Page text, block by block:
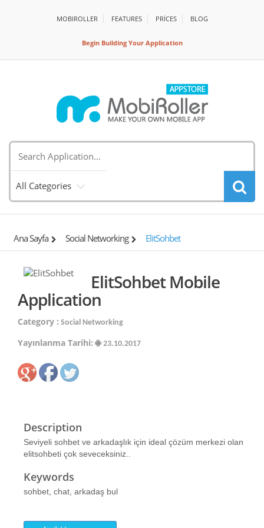
MOBIROLLER FEATURES PRİCES BLOG
Begin Building Your Application
All Categories
Ana Sayfa Social Networking ElitSohbet
ElitSohbet Mobile
Application
Category : Social Networking
Yayınlanma Tarihi: 23.10.2017
Description
Seviyeli sohbet ve arkadaşlık için ideal çözüm merkezi olan
elitsohbeti çok seveceksiniz..
Keywords
sohbet, chat, arkadaş bul